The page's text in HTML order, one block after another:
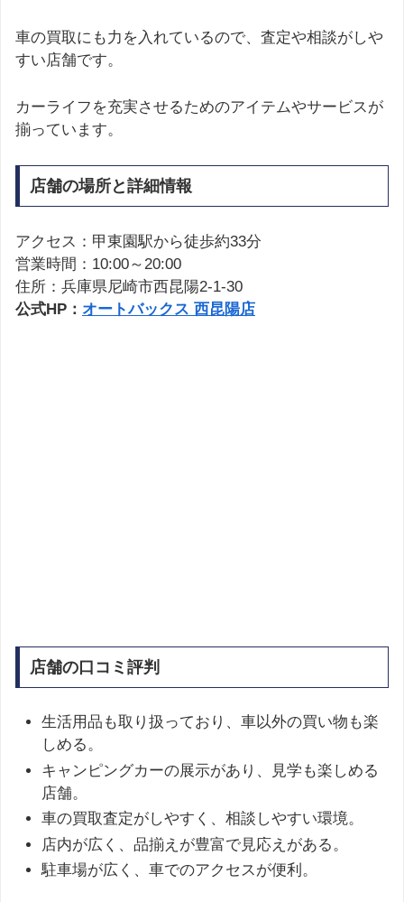
車の買取にも力を入れているので、査定や相談がしや
すい店舗です。
カーライフを充実させるためのアイテムやサービスが
揃っています。
店舗の場所と詳細情報
アクセス：甲東園駅から徒歩約33分
営業時間：10:00～20:00
住所：兵庫県尼崎市西昆陽2-1-30
公式HP： オートバックス 西昆陽店
店舗の口コミ評判
生活用品も取り扱っており、車以外の買い物も楽
しめる。
キャンピングカーの展示があり、見学も楽しめる
店舗。
車の買取査定がしやすく、相談しやすい環境。
店内が広く、品揃えが豊富で見応えがある。
駐車場が広く、車でのアクセスが便利。